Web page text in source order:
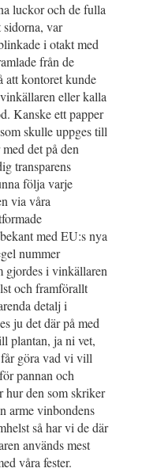
luckor och de fulla
sidorna, var
i otakt med
från de
att kontoret kunde
eller kalla
Kanske ett papper
skulle uppges till
det på den
transparens
följa varje
via våra
med EU:s nya
nummer
gjordes i vinkällaren
och framförallt
detalj i
ju det där på med
plantan, ja ni vet,
göra vad vi vill
pannan och
hur den som skriker
arme vinbondens
så har vi de där
används mest
våra fester.